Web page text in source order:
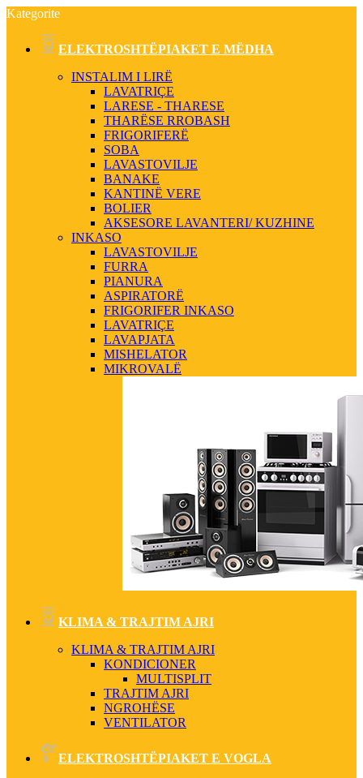
Kategorite
ELEKTROSHTËPIAKET E MËDHA
INSTALIM I LIRË
LAVATRIÇE
LARESE - THARESE
THARËSE RROBASH
FRIGORIFERË
SOBA
LAVASTOVILJE
BANAKE
KANTINË VERE
BOLIER
AKSESORE LAVANTERI/ KUZHINE
INKASO
LAVASTOVILJE
FURRA
PIANURA
ASPIRATORË
FRIGORIFER INKASO
LAVATRIÇE
LAVAPJATA
MISHELATOR
MIKROVALË
KLIMA & TRAJTIM AJRI
KLIMA & TRAJTIM AJRI
KONDICIONER
MULTISPLIT
TRAJTIM AJRI
NGROHËSE
VENTILATOR
ELEKTROSHTËPIAKET E VOGLA